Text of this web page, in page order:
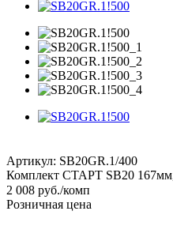
Артикул: SB20GR.1/400
Комплект СТАРТ SB20
2 008 руб./комп
Розничная цена